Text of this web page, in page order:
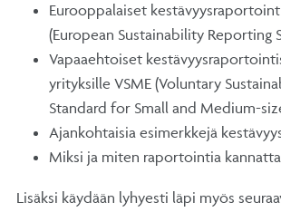
Eurooppalaiset
(European Sustainability Reporting
Vapaaehtoiset
yrityksille VSME (Voluntary
Standard for Small and Medium-
Ajankohtaisia esimerkkejä
Miksi ja miten raportointia
Lisäksi käydään lyhyesti läpi myös